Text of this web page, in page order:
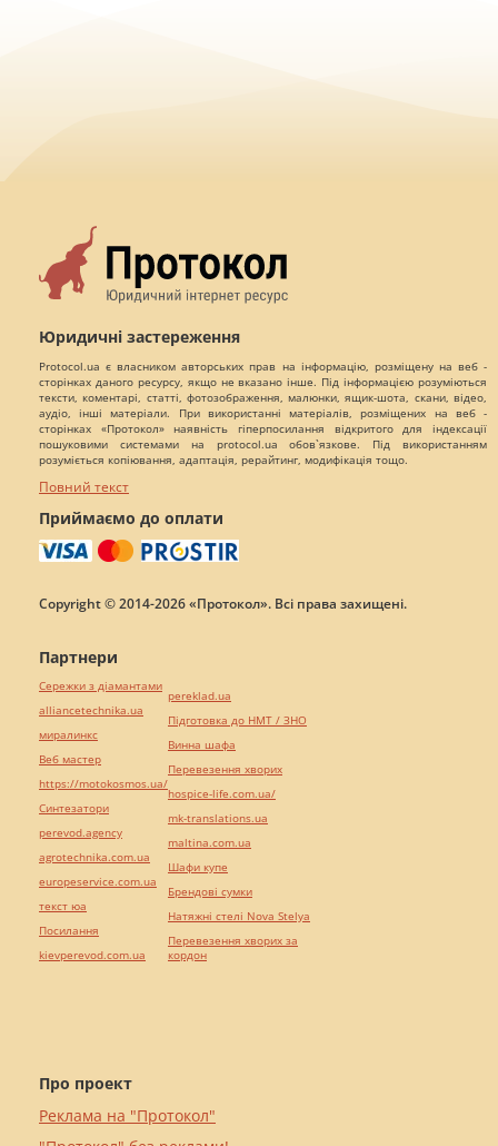
Юридичні застереження
Protocol.ua є власником авторських прав на інформацію, розміщену на веб -
сторінках даного ресурсу, якщо не вказано інше. Під інформацією розуміються
тексти, коментарі, статті, фотозображення, малюнки, ящик-шота, скани, відео,
аудіо, інші матеріали. При використанні матеріалів, розміщених на веб -
сторінках «Протокол» наявність гіперпосилання відкритого для індексації
пошуковими системами на protocol.ua обов`язкове. Під використанням
розуміється копіювання, адаптація, рерайтинг, модифікація тощо.
Повний текст
Приймаємо до оплати
Copyright © 2014-2026 «Протокол». Всі права захищені.
Про проект
Реклама на "Протокол"
Партнери
Сережки з діамантами
alliancetechnika.ua
миралинкс
Веб мастер
https://motokosmos.ua/
Синтезатори
perevod.agency
agrotechnika.com.ua
europeservice.com.ua
текст юа
Посилання
kievperevod.com.ua
pereklad.ua
Підготовка до НМТ / ЗНО
Винна шафа
Перевезення хворих
hospice-life.com.ua/
mk-translations.ua
maltina.com.ua
Шафи купе
Брендові сумки
Натяжні стелі Nova Stelya
Перевезення хворих за
кордон